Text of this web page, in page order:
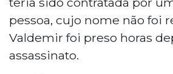
pessoa, cujo nome não foi
Valdemir foi preso horas
assassinato.